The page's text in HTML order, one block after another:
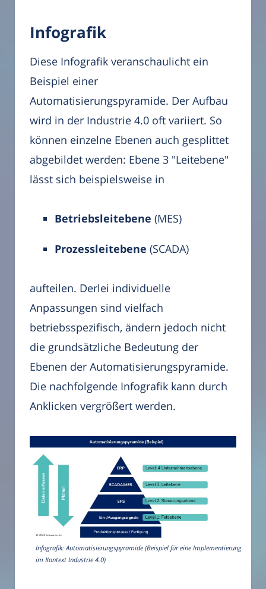
Infografik
Diese Infografik veranschaulicht ein
Beispiel einer
Automatisierungspyramide. Der Aufbau
wird in der Industrie 4.0 oft variiert. So
können einzelne Ebenen auch gesplittet
abgebildet werden: Ebene 3 "Leitebene"
lässt sich beispielsweise in
Betriebsleitebene (MES)
Prozessleitebene (SCADA)
aufteilen. Derlei individuelle
Anpassungen sind vielfach
betriebsspezifisch, ändern jedoch nicht
die grundsätzliche Bedeutung der
Ebenen der Automatisierungspyramide.
Die nachfolgende Infografik kann durch
Anklicken vergrößert werden.
Infografik: Automatisierungspyramide (Beispiel für eine Implementierung
im Kontext Industrie 4.0)